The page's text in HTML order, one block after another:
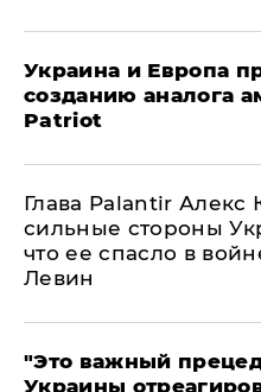
Украина и Европа
созданию аналога
Patriot
Глава Palantir Алекс
сильные стороны
что ее спасло в
Левин
"Это важный
Украины